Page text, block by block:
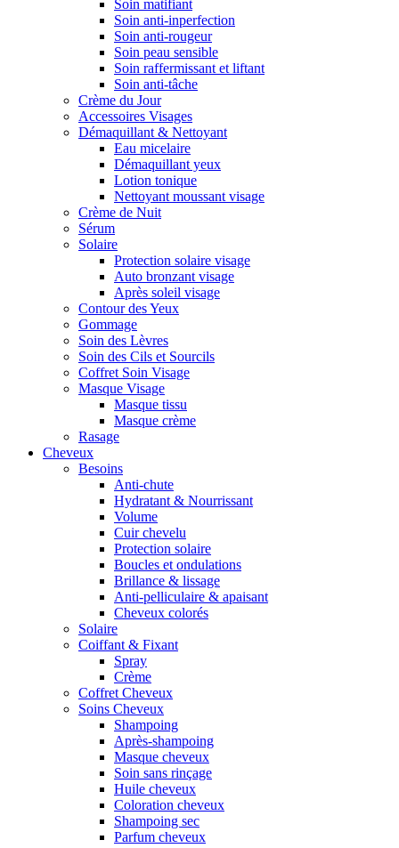
Soin matifiant
Soin anti-inperfection
Soin anti-rougeur
Soin peau sensible
Soin raffermissant et liftant
Soin anti-tâche
Crème du Jour
Accessoires Visages
Démaquillant & Nettoyant
Eau micelaire
Démaquillant yeux
Lotion tonique
Nettoyant moussant visage
Crème de Nuit
Sérum
Solaire
Protection solaire visage
Auto bronzant visage
Après soleil visage
Contour des Yeux
Gommage
Soin des Lèvres
Soin des Cils et Sourcils
Coffret Soin Visage
Masque Visage
Masque tissu
Masque crème
Rasage
Cheveux
Besoins
Anti-chute
Hydratant & Nourrissant
Volume
Cuir chevelu
Protection solaire
Boucles et ondulations
Brillance & lissage
Anti-pelliculaire & apaisant
Cheveux colorés
Solaire
Coiffant & Fixant
Spray
Crème
Coffret Cheveux
Soins Cheveux
Shampoing
Après-shampoing
Masque cheveux
Soin sans rinçage
Huile cheveux
Coloration cheveux
Shampoing sec
Parfum cheveux